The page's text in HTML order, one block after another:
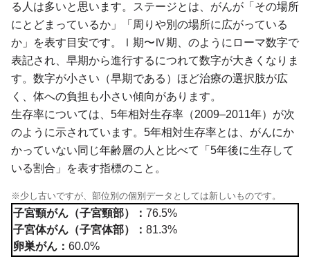
る人は多いと思います。ステージとは、がんが「その場所
にとどまっているか」「周りや別の場所に広がっている
か」を表す目安です。Ⅰ期〜Ⅳ期、のようにローマ数字で
表記され、早期から進行するにつれて数字が大きくなりま
す。数字が小さい（早期である）ほど治療の選択肢が広
く、体への負担も小さい傾向があります。
生存率については、5年相対生存率（2009–2011年）が次
のように示されています。5年相対生存率とは、がんにか
かっていない同じ年齢層の人と比べて「5年後に生存して
いる割合」を表す指標のこと。
※少し古いですが、部位別の個別データとしては新しいものです。
子宮頸がん（子宮頸部）： 76.5%
子宮体がん（子宮体部）： 81.3%
卵巣がん： 60.0%